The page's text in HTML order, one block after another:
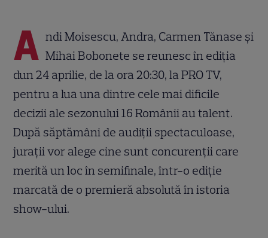
A ndi Moisescu, Andra, Carmen Tănase și
Mihai Bobonete se reunesc în ediția
dun 24 aprilie, de la ora 20:30, la PRO TV,
pentru a lua una dintre cele mai dificile
decizii ale sezonului 16 Românii au talent.
După săptămâni de audiții spectaculoase,
jurații vor alege cine sunt concurenții care
merită un loc în semifinale, într-o ediție
marcată de o premieră absolută în istoria
show-ului.